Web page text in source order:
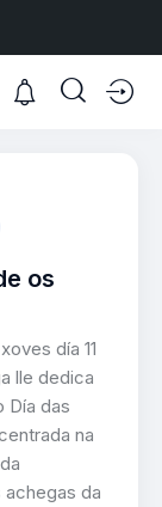
os
día 11
lle dedica
Día das
na
da